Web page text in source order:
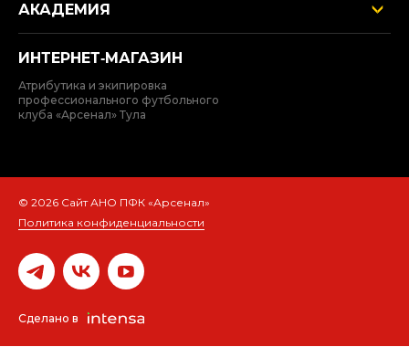
АКАДЕМИЯ
ИНТЕРНЕТ‑МАГАЗИН
Атрибутика и экипировка
профессионального футбольного
клуба «Арсенал» Тула
© 2026 Сайт АНО ПФК «Арсенал»
Политика конфиденциальности
Сделано в